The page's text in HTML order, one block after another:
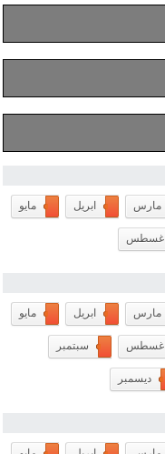
مارس ابريل مايو
اغسطس
مارس ابريل مايو
اغسطس سبتمبر
ديسمبر